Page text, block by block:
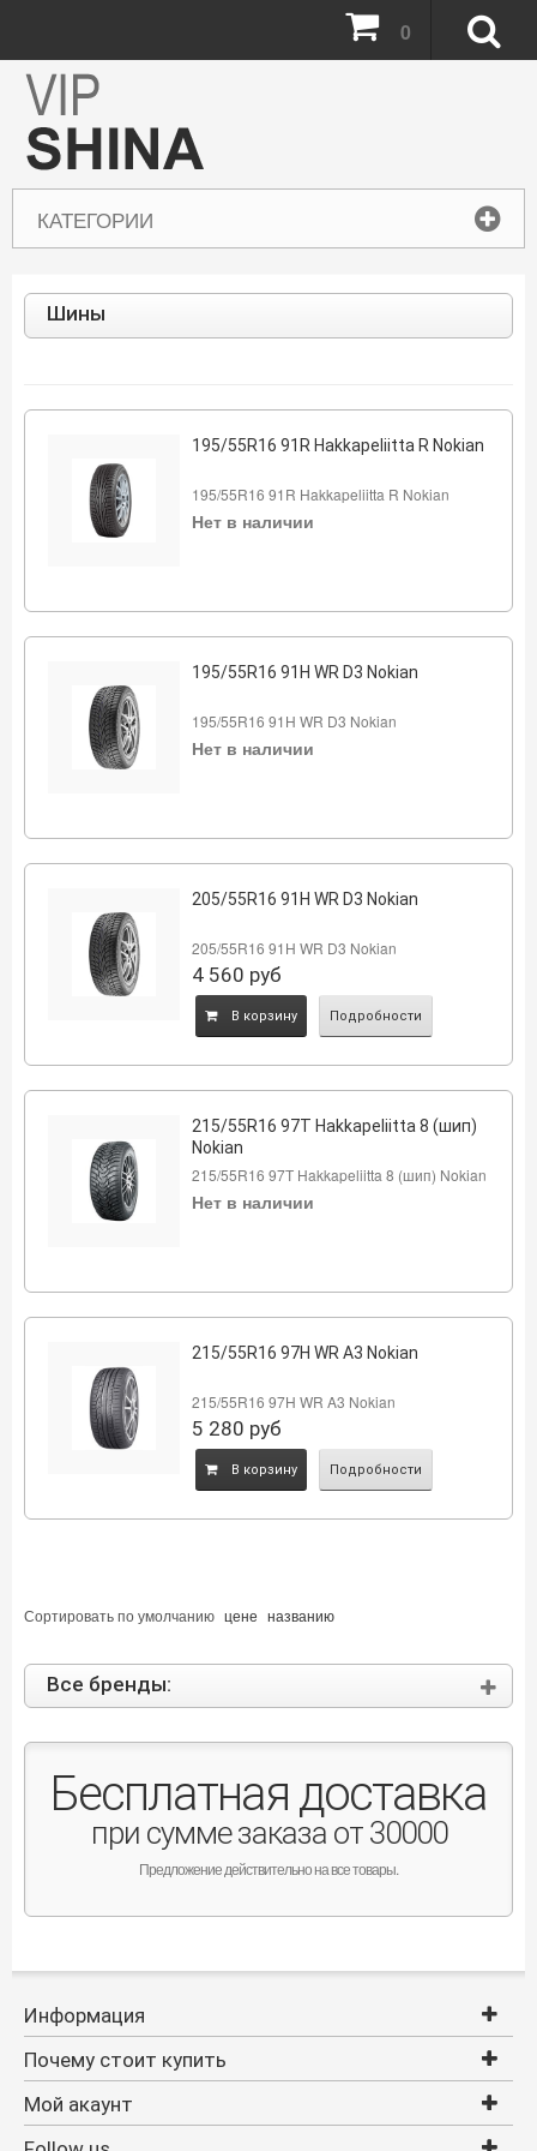
КАТЕГОРИИ
0
Шины
195/55R16 91R Hakkapeliitta R Nokian
195/55R16 91R Hakkapeliitta R Nokian
Нет в наличии
195/55R16 91H WR D3 Nokian
195/55R16 91H WR D3 Nokian
Нет в наличии
205/55R16 91H WR D3 Nokian
205/55R16 91H WR D3 Nokian
4 560 руб
B корзину Подробности
215/55R16 97Т Hakkapeliitta 8 (шип)
Nokian
215/55R16 97Т Hakkapeliitta 8 (шип) Nokian
Нет в наличии
215/55R16 97H WR A3 Nokian
215/55R16 97H WR A3 Nokian
5 280 руб
B корзину Подробности
Сортировать поумолчанию цене названию
Все бренды:
Бесплатная доставка
при сумме заказа от 30000
Предложение действительно на все товары.
Информация
Почему стоит купить
Мой акаунт